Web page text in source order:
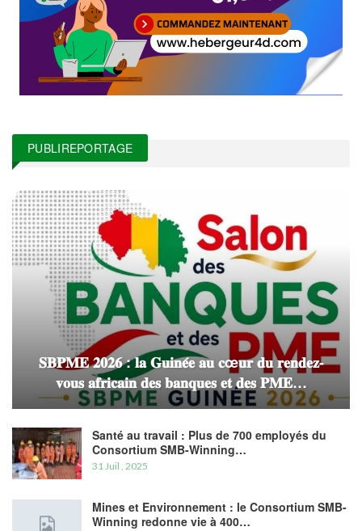
PUBLIREPORTAGE
𝐒𝐁𝐏𝐌𝐄 𝟐𝟎𝟐𝟔 : 𝐥𝐚 𝐆𝐮𝐢𝐧𝐞́𝐞 𝐚𝐮 𝐜œ𝐮𝐫 𝐝𝐮 𝐫𝐞𝐧𝐝𝐞𝐳-
𝐯𝐨𝐮𝐬 𝐚𝐟𝐫𝐢𝐜𝐚𝐢𝐧 𝐝𝐞𝐬 𝐛𝐚𝐧𝐪𝐮𝐞𝐬 𝐞𝐭 𝐝𝐞𝐬 𝐏𝐌𝐄…
Santé au travail : Plus de 700 employés du
Consortium SMB-Winning…
31 Juil , 2025
Mines et Environnement : le Consortium SMB-
Winning redonne vie à 400…